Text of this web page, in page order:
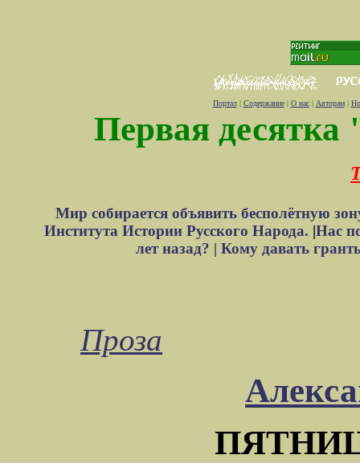
Портал| Содержание| О нас| Авторам|
Первая десятка
Мир собирается объявить бесполётную
Института Истории Русского Народа. |Нас
лет назад? | Кому давать
Проза